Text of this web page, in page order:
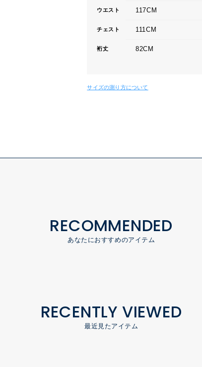
ウエスト 117CM
チェスト 111CM
裄丈 82CM
サイズの測り方について
RECOMMENDED
あなたにおすすめのアイテム
RECENTLY VIEWED
最近見たアイテム